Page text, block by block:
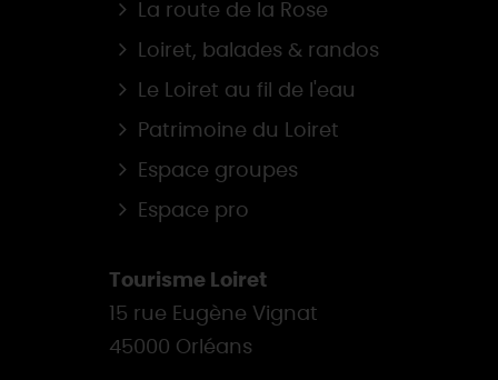
La route de la Rose
Loiret, balades & randos
Le Loiret au fil de l'eau
Patrimoine du Loiret
Espace groupes
Espace pro
Tourisme Loiret
15 rue Eugène Vignat
45000 Orléans